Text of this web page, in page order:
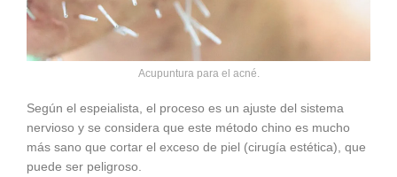
Acupuntura para el acné.
Según el espeialista, el proceso es un ajuste del sistema
nervioso y se considera que este método chino es mucho
más sano que cortar el exceso de piel (cirugía estética), que
puede ser peligroso.